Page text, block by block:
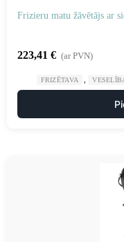
Frizieru matu žāvētājs ar
223,41 € (ar PVN)
FRIZĒTAVA